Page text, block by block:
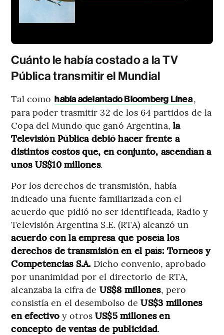
Cuánto le había costado a la TV
Pública transmitir el Mundial
Tal como había adelantado Bloomberg Línea,
para poder trasmitir 32 de los 64 partidos de la
Copa del Mundo que ganó Argentina, la
Televisión Pública debió hacer frente a
distintos costos que, en conjunto, ascendían a
unos US$10 millones.
Por los derechos de transmisión, había
indicado una fuente familiarizada con el
acuerdo que pidió no ser identificada, Radio y
Televisión Argentina S.E. (RTA) alcanzó un
acuerdo con la empresa que poseía los
derechos de transmisión en el país: Torneos y
Competencias S.A. Dicho convenio, aprobado
por unanimidad por el directorio de RTA,
alcanzaba la cifra de US$8 millones, pero
consistía en el desembolso deUS$3 millones
en efectivo y otros US$5 millones en
concepto de ventas de publicidad.